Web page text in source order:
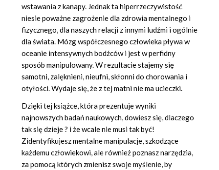
wstawania z kanapy. Jednak ta hiperrzeczywistość
niesie poważne zagrożenie dla zdrowia mentalnego i
fizycznego, dla naszych relacji z innymi ludźmi i ogólnie
dla świata. Mózg współczesnego człowieka pływa w
oceanie intensywnych bodźców i jest w perfidny
sposób manipulowany. W rezultacie stajemy się
samotni, zalęknieni, nieufni, skłonni do chorowania i
otyłości. Wydaje się, że z tej matni nie ma ucieczki.
Dzięki tej książce, która prezentuje wyniki
najnowszych badań naukowych, dowiesz się, dlaczego
tak się dzieje ? i że wcale nie musi tak być!
Zidentyfikujesz mentalne manipulacje, szkodzące
każdemu człowiekowi, ale również poznasz narzędzia,
za pomocą których zmienisz swoje myślenie, by